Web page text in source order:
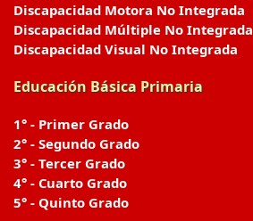
Discapacidad Motora No Integrada
Discapacidad Múltiple No Integrada
Discapacidad Visual No Integrada
Educación Básica Primaria
1° - Primer Grado
2° - Segundo Grado
3° - Tercer Grado
4° - Cuarto Grado
5° - Quinto Grado